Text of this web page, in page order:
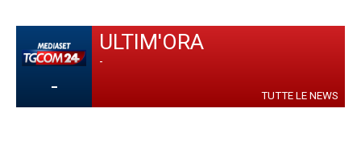
-
ULTIM'ORA
-
TUTTE LE NEWS